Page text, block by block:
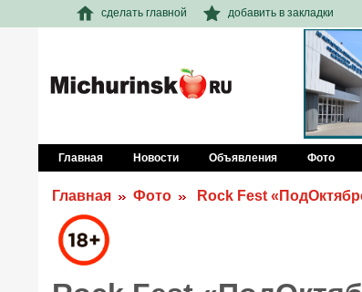
сделать главной добавить в закладки
Главная Новости Объявления Фото
Главная Фото Rock Fest